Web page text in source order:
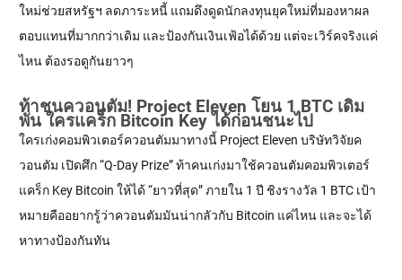
ใหม่ช่วยสหรัฐฯ ลดภาระหนี้ แถมดึงดูดนักลงทุนยุคใหม่ที่มองหาผล
ตอบแทนที่มากกว่าเดิม และป้องกันเงินเฟ้อได้ด้วย แต่จะเวิร์คจริงแค่
ไหน ต้องรอดูกันยาวๆ
ท้าชนควอนตัม! Project Eleven โยน 1 BTC เดิม
พัน ใครแคร็ก Bitcoin Key ได้ก่อนชนะไป
ใครเก่งคอมพิวเตอร์ควอนตัมมาทางนี้ Project Eleven บริษัทวิจัยค
วอนตัม เปิดศึก “Q-Day Prize” ท้าคนเก่งมาใช้ควอนตัมคอมพิวเตอร์
แคร็ก Key Bitcoin ให้ได้ “ยาวที่สุด” ภายใน 1 ปี ชิงรางวัล 1 BTC เป้า
หมายคืออยากรู้ว่าควอนตัมมันน่ากลัวกับ Bitcoin แค่ไหน และจะได้
หาทางป้องกันทัน